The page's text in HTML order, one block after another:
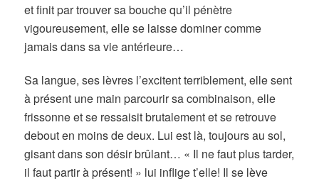
et finit par trouver sa bouche qu’il pénètre
vigoureusement, elle se laisse dominer comme
jamais dans sa vie antérieure…
Sa langue, ses lèvres l’excitent terriblement, elle sent
à présent une main parcourir sa combinaison, elle
frissonne et se ressaisit brutalement et se retrouve
debout en moins de deux. Lui est là, toujours au sol,
gisant dans son désir brûlant… « Il ne faut plus tarder,
il faut partir à présent! » lui inflige t’elle! Il se lève